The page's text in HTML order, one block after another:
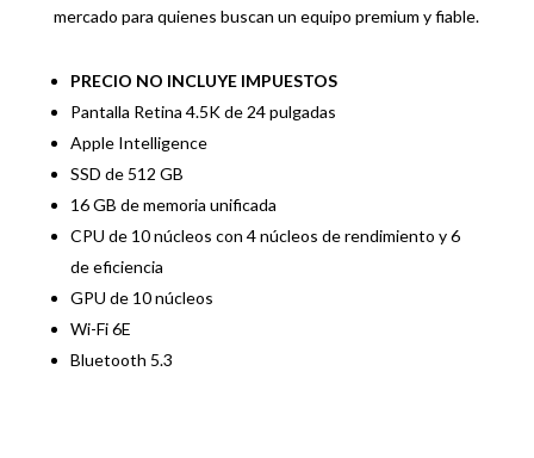
mercado para quienes buscan un equipo premium y fiable.
PRECIO NO INCLUYE IMPUESTOS
Pantalla Retina 4.5K de 24 pulgadas
Apple Intelligence
SSD de 512 GB
16 GB de memoria unificada
CPU de 10 núcleos con 4 núcleos de rendimiento y 6
de eficiencia
GPU de 10 núcleos
Wi-Fi 6E
Bluetooth 5.3